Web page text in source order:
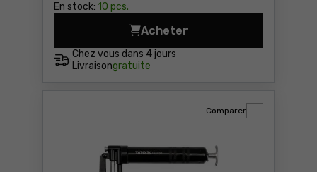
En stock: 10 pcs.
Chez vous dans 4 jours
Livraisongratuite
Acheter
Assortiment métrique
Comparer